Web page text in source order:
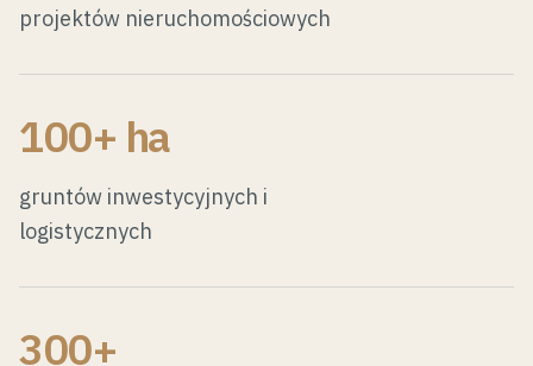
projektów nieruchomościowych
100+ ha
gruntów inwestycyjnych i
logistycznych
300+